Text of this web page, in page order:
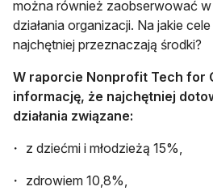
można również zaobserwować
działania organizacji. Na jakie
najchętniej przeznaczają środki?
W raporcie Nonprofit Tech for
informację, że najchętniej
działania związane:
z dziećmi i młodzieżą 15%,
zdrowiem 10,8%,